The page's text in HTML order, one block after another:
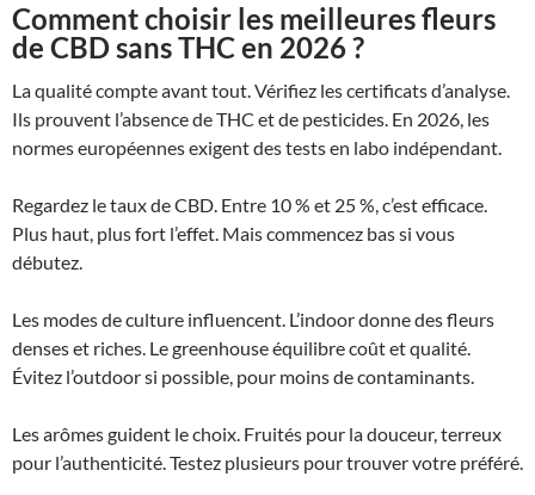
Comment choisir les meilleures fleurs
de CBD sans THC en 2026 ?
La qualité compte avant tout. Vérifiez les certificats d’analyse.
Ils prouvent l’absence de THC et de pesticides. En 2026, les
normes européennes exigent des tests en labo indépendant.
Regardez le taux de CBD. Entre 10 % et 25 %, c’est efficace.
Plus haut, plus fort l’effet. Mais commencez bas si vous
débutez.
Les modes de culture influencent. L’indoor donne des fleurs
denses et riches. Le greenhouse équilibre coût et qualité.
Évitez l’outdoor si possible, pour moins de contaminants.
Les arômes guident le choix. Fruités pour la douceur, terreux
pour l’authenticité. Testez plusieurs pour trouver votre préféré.